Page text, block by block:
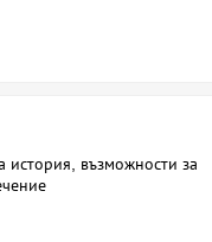
история, възможности за